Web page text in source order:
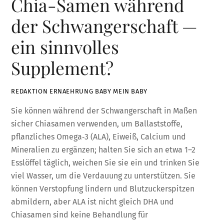
Chia-Samen während
der Schwangerschaft —
ein sinnvolles
Supplement?
REDAKTION ERNAEHRUNG BABY MEIN BABY
Sie können während der Schwangerschaft in Maßen
sicher Chiasamen verwenden, um Ballaststoffe,
pflanzliches Omega‑3 (ALA), Eiweiß, Calcium und
Mineralien zu ergänzen; halten Sie sich an etwa 1–2
Esslöffel täglich, weichen Sie sie ein und trinken Sie
viel Wasser, um die Verdauung zu unterstützen. Sie
können Verstopfung lindern und Blutzuckerspitzen
abmildern, aber ALA ist nicht gleich DHA und
Chiasamen sind keine Behandlung für